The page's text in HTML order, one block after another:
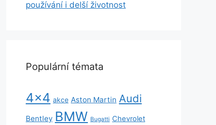
používání i delší životnost
Populární témata
4x4 akce Aston Martin Audi
Bentley BMW Bugatti Chevrolet